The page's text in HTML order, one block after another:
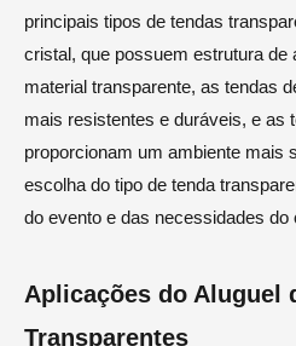
principais tipos de tendas
cristal, que possuem estrutura de
material transparente, as tendas
mais resistentes e duráveis, e as
proporcionam um ambiente mais
escolha do tipo de tenda
do evento e das necessidades do
Aplicações do Aluguel
Transparentes